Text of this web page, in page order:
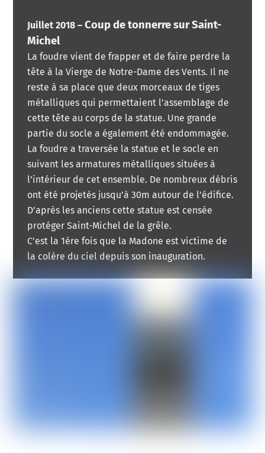
Juillet 2018 –Coup de tonnerre sur Saint-
Michel
La foudre vient de frapper et de faire perdre la
tête à la Vierge de Notre-Dame des Vents. Il ne
reste à sa place que deux morceaux de tiges
métalliques qui permettaient l’assemblage de
cette tête au corps de la statue. Une grande
partie du socle a également été endommagée.
La foudre a traversée la statue et le socle en
suivant les armatures métalliques situées à
l’intérieur de cet ensemble. De nombreux débris
ont été projetés jusqu’à 30m autour de l’édifice.
D’après les anciens cette statue est censée
protéger Saint-Michel de la grêle.
C’est la 1ère fois que la Madone est victime de
la colère du ciel depuis son inauguration.